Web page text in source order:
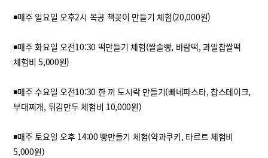
◾매주 일요일 오후2시 목공 책꽂이 만들기 체험(20,000원)
◾매주 화요일 오전10:30 떡만들기 체험(쌀술빵, 바람떡, 과일찹쌀떡
체험비 5,000원)
◾매주 수요일 오전10:30 한 끼 도시락 만들기(빠네파스타, 찹스테이크,
부대찌개, 튀김만두 체험비 10,000원)
◾매주 토요일 오후 14:00 빵만들기 체험(약과쿠키, 타르트 체험비
5,000원)